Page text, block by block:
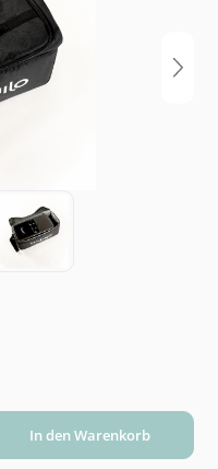
benutze die Schaltflächen um die
In den Warenkorb